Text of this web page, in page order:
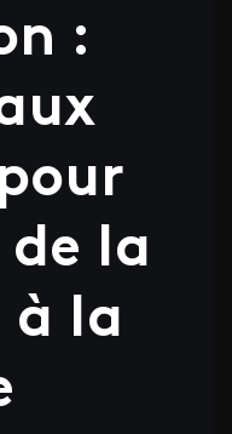
:
de la
à la